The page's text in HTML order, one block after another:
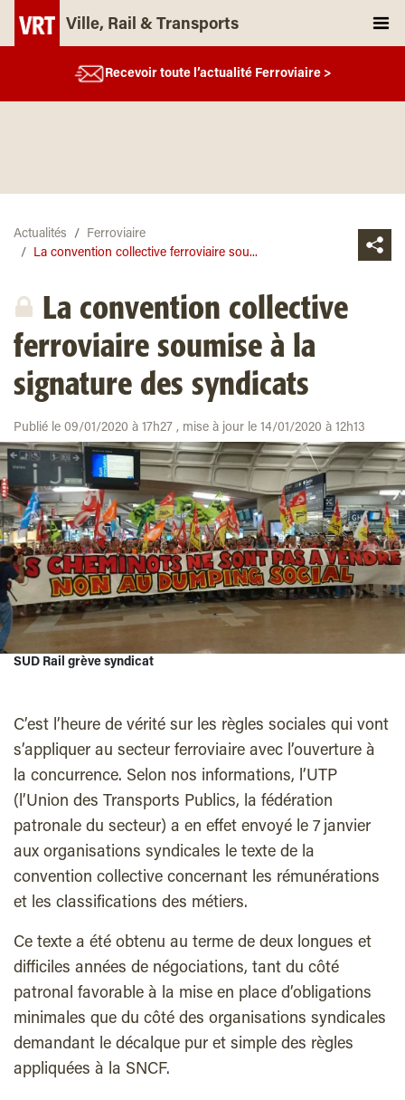
Ville, Rail & Transports
Recevoir toute l’actualité Ferroviaire >
Actualités
Ferroviaire
La convention collective ferroviaire sou...
La convention collective
ferroviaire soumise à la
signature des syndicats
Publié le 09/01/2020 à 17h27 , mise à jour le 14/01/2020 à 12h13
SUD Rail grève syndicat
C’est l’heure de vérité sur les règles sociales qui vont
s’appliquer au secteur ferroviaire avec l’ouverture à
la concurrence. Selon nos informations, l’UTP
(l’Union des Transports Publics, la fédération
patronale du secteur) a en effet envoyé le 7 janvier
aux organisations syndicales le texte de la
convention collective concernant les rémunérations
et les classifications des métiers.
Ce texte a été obtenu au terme de deux longues et
difficiles années de négociations, tant du côté
patronal favorable à la mise en place d’obligations
minimales que du côté des organisations syndicales
demandant le décalque pur et simple des règles
appliquées à la SNCF.